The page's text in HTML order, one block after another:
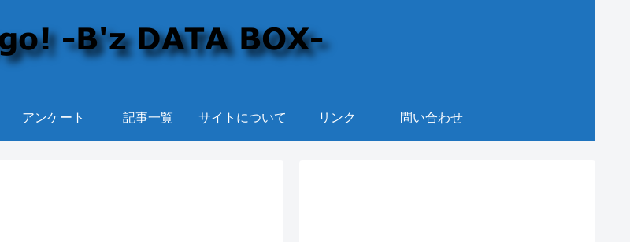
アンケート 記事一覧 サイトについて リンク 問い合わせ